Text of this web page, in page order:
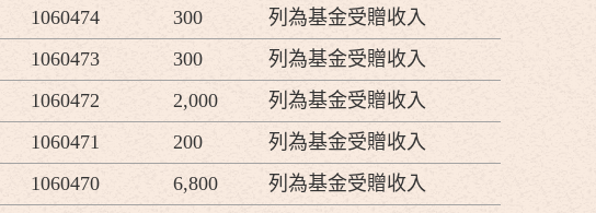
1060474 300
列為基金受贈收入
1060473 300
列為基金受贈收入
1060472 2,000
列為基金受贈收入
1060471 200
列為基金受贈收入
1060470 6,800
列為基金受贈收入